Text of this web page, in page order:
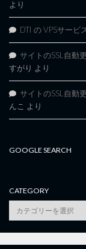
より
DTI の VPSサービ
サイトのSSL自動
すがり より
サイトのSSL自動
んこ より
GOOGLE SEARCH
CATEGORY
category